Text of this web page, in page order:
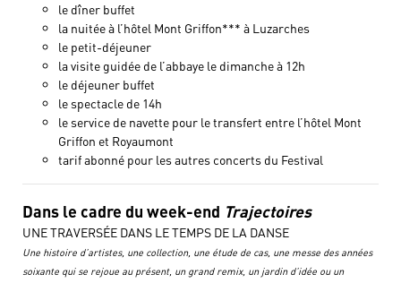
le dîner buffet
la nuitée à l’hôtel Mont Griffon*** à Luzarches
le petit-déjeuner
la visite guidée de l’abbaye le dimanche à 12h
le déjeuner buffet
le spectacle de 14h
le service de navette pour le transfert entre l’hôtel Mont
Griffon et Royaumont
tarif abonné pour les autres concerts du Festival
Dans le cadre du week-end Trajectoires
UNE TRAVERSÉE DANS LE TEMPS DE LA DANSE
Une histoire d’artistes, une collection, une étude de cas, une messe des années
soixante qui se rejoue au présent, un grand remix, un jardin d’idée ou un